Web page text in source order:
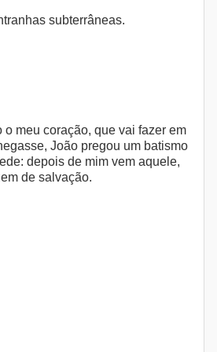
subterrâneas.
meu coração, que vai fazer em
João pregou um batismo
depois de mim vem aquele,
de salvação.